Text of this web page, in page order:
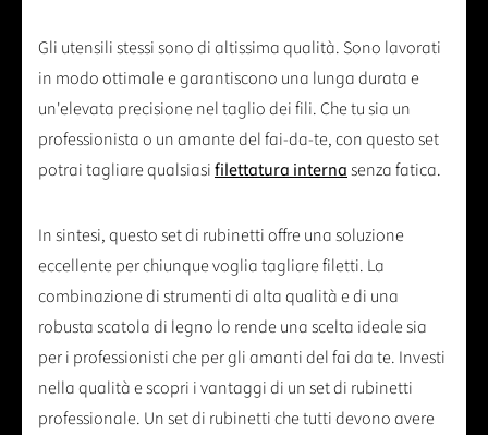
Gli utensili stessi sono di altissima qualità. Sono lavorati
in modo ottimale e garantiscono una lunga durata e
un'elevata precisione nel taglio dei fili. Che tu sia un
professionista o un amante del fai-da-te, con questo set
potrai tagliare qualsiasifilettatura internasenza fatica.
In sintesi, questo set di rubinetti offre una soluzione
eccellente per chiunque voglia tagliare filetti. La
combinazione di strumenti di alta qualità e di una
robusta scatola di legno lo rende una scelta ideale sia
per i professionisti che per gli amanti del fai da te. Investi
nella qualità e scopri i vantaggi di un set di rubinetti
professionale. Un set di rubinetti che tutti devono avere